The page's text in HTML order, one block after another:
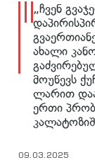
„ჩვენ
ახალი
მოუწევს
ლარით
ერთი
09.03.2025